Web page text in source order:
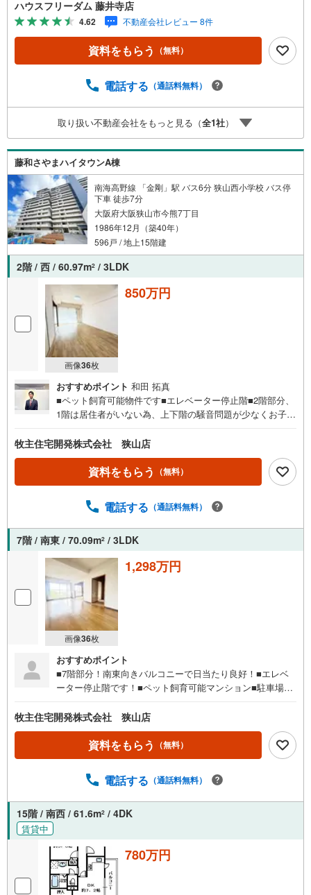
になりますリフォームも承ります静かな環境でお住まいい
ただけます新しいお家で新生活を始めませんか？----*----*----
*----*----*----*----*----*---- 上場企業ならではの金融機関との提
携「住宅ローンを借りれるか心配されている方」「充実し
てもお気軽にご相談くださいお客様に応じた適切な内容で
ダード上場企業】です。不動産購入や住宅ローンについて
は、ハウスフリーダムにお任せ下さい。（ご来店の際は、
店舗に駐車場を完備しております！）
ハウスフリーダム 藤井寺店
4.62 不動産会社レビュー 8件
資料をもらう （無料）
電話する （通話料無料）
取り扱い不動産会社をもっと見る（全1社）
藤和さやまハイタウンA棟
南海高野線 「金剛」駅 バス6分 狭山西小学校 バス停
下車 徒歩7分
大阪府大阪狭山市今熊7丁目
1986年12月（築40年）
596戸 / 地上15階建
2階 / 西 / 60.97m2 / 3LDK
画像36枚
850万円
おすすめポイント 和田 拓真
■ペット飼育可能物件です■エレベーター停止階■2階部分、
1階は居住者がいない為、上下階の騒音問題が少なくお子様
見学可能です。ぜひご見学下さいませ■
牧主住宅開発株式会社 狭山店
資料をもらう （無料）
電話する （通話料無料）
7階 / 南東 / 70.09m2 / 3LDK
画像36枚
1,298万円
おすすめポイント
■7階部分！南東向きバルコニーで日当たり良好！■エレベ
ーター停止階です！■ペット飼育可能マンション■駐車場■
ご見学可能です。ぜひご見学下さいませ■
牧主住宅開発株式会社 狭山店
資料をもらう （無料）
電話する （通話料無料）
15階 / 南西 / 61.6m2 / 4DK
賃貸中
780万円